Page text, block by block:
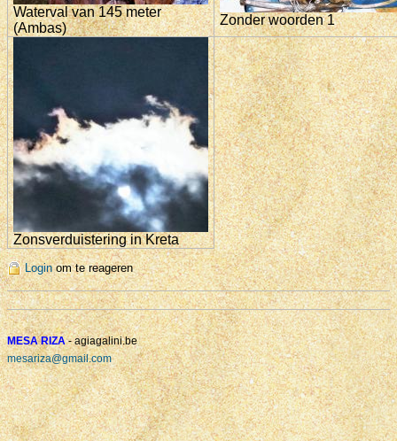
Waterval van 145 meter
(Ambas)
Zonder woorden 1
Zonsverduistering in Kreta
Loginom te reageren
MESA RIZA- agiagalini.be
mesariza@gmail.com